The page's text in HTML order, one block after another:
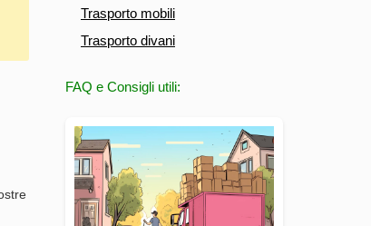
Trasporto mobili
Trasporto divani
FAQ e Consigli utili: